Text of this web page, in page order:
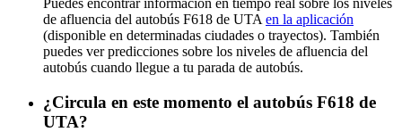
Puedes encontrar información en tiempo real sobre los niveles
de afluencia del autobús F618 de UTA en la aplicación
(disponible en determinadas ciudades o trayectos). También
puedes ver predicciones sobre los niveles de afluencia del
autobús cuando llegue a tu parada de autobús.
¿Circula en este momento el autobús F618 de
UTA?